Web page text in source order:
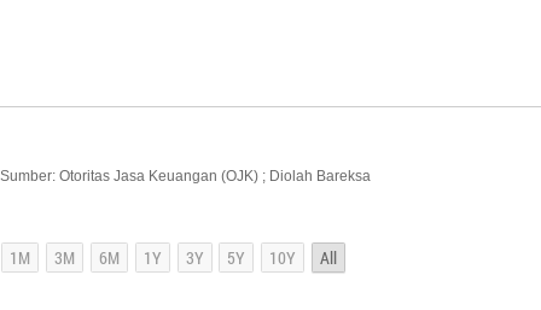
Sumber: Otoritas Jasa Keuangan (OJK) ; Diolah Bareksa